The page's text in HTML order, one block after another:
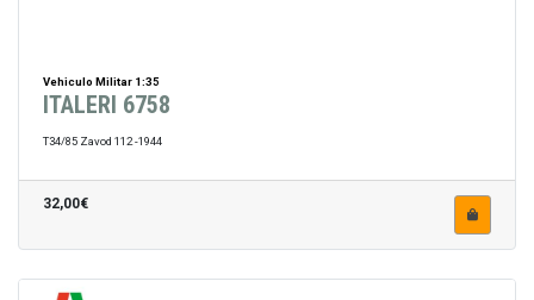
Vehiculo Militar 1:35
ITALERI 6758
T34/85 Zavod 112 -1944
32,00€